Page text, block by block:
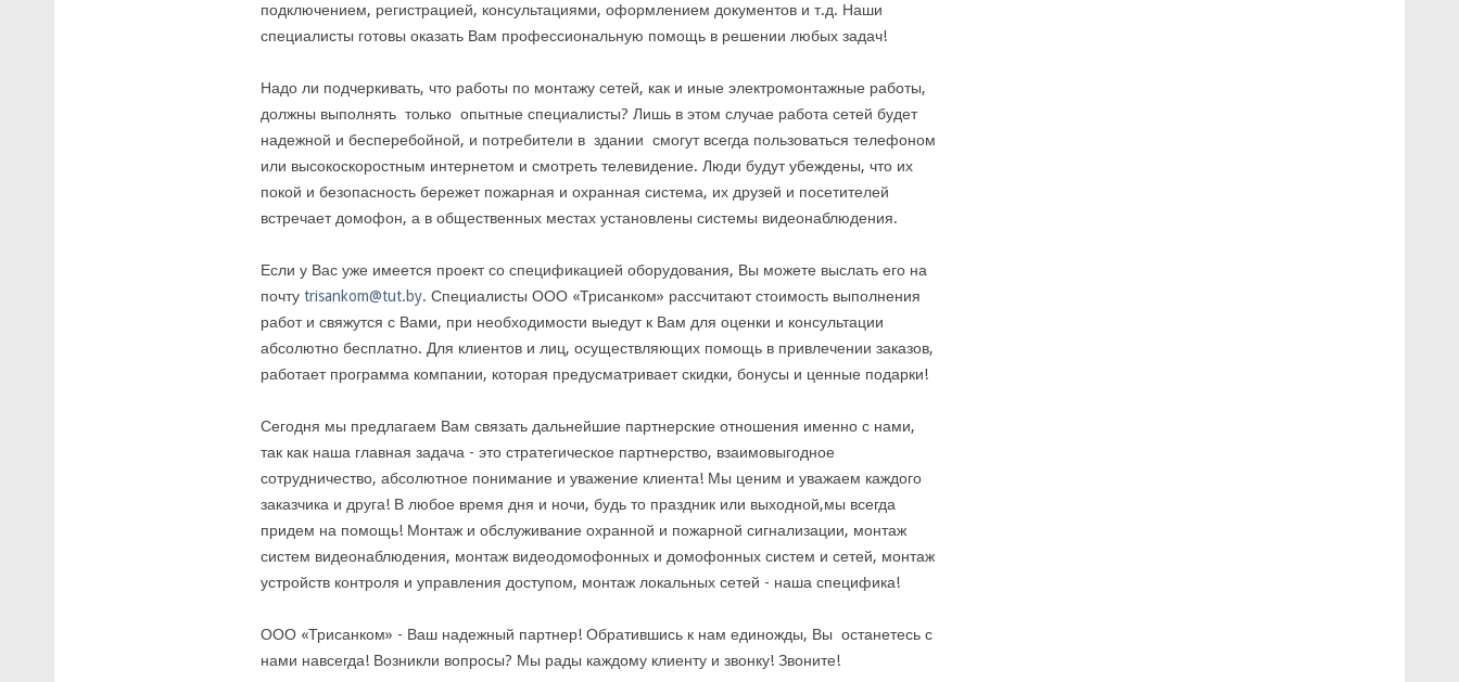
подключением, регистрацией, консультациями, оформлением документов и т.д. Наши
специалисты готовы оказать Вам профессиональную помощь в решении любых задач!
Надо ли подчеркивать, что работы по монтажу сетей, как и иные электромонтажные работы,
должны выполнять только опытные специалисты? Лишь в этом случае работа сетей будет
надежной и бесперебойной, и потребители в здании смогут всегда пользоваться телефоном
или высокоскоростным интернетом и смотреть телевидение. Люди будут убеждены, что их
покой и безопасность бережет пожарная и охранная система, их друзей и посетителей
встречает домофон, а в общественных местах установлены системы видеонаблюдения.
Если у Вас уже имеется проект со спецификацией оборудования, Вы можете выслать его на
почту trisankom@tut.by. Специалисты ООО «Трисанком» рассчитают стоимость выполнения
работ и свяжутся с Вами, при необходимости выедут к Вам для оценки и консультации
абсолютно бесплатно. Для клиентов и лиц, осуществляющих помощь в привлечении заказов,
работает программа компании, которая предусматривает скидки, бонусы и ценные подарки!
Сегодня мы предлагаем Вам связать дальнейшие партнерские отношения именно с нами,
так как наша главная задача - это стратегическое партнерство, взаимовыгодное
сотрудничество, абсолютное понимание и уважение клиента! Мы ценим и уважаем каждого
заказчика и друга! В любое время дня и ночи, будь то праздник или выходной,мы всегда
придем на помощь! Монтаж и обслуживание охранной и пожарной сигнализации, монтаж
систем видеонаблюдения, монтаж видеодомофонных и домофонных систем и сетей, монтаж
устройств контроля и управления доступом, монтаж локальных сетей - наша специфика!
ООО «Трисанком» - Ваш надежный партнер! Обратившись к нам единожды, Вы останетесь с
нами навсегда! Возникли вопросы? Мы рады каждому клиенту и звонку! Звоните!